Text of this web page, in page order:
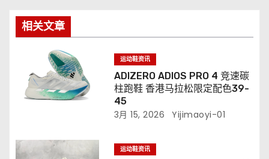
相关文章
运动鞋资讯
ADIZERO ADIOS PRO 4 竞速碳
柱跑鞋 香港马拉松限定配色39-
45
3月 15, 2026 Yijimaoyi-01
运动鞋资讯